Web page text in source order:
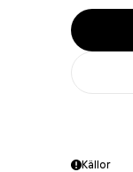
Källor